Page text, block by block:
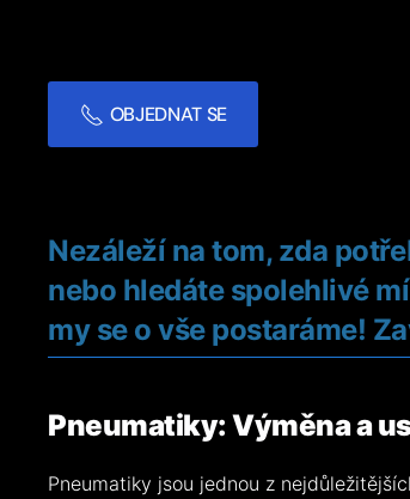
OBJEDNAT SE
Nezáleží na tom, zda
nebo hledáte spolehlivé
my se o vše postaráme!
Pneumatiky: Výměna a
Pneumatiky jsou jednou z